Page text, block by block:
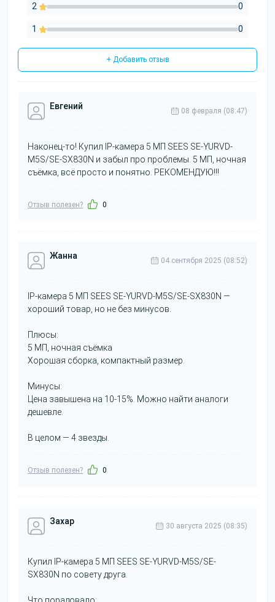
2 0
1 0
+ Добавить отзыв
Евгений 08 февраля (08:47)
Наконец-то! Купил IP-камера 5 МП SEES SE-YURVD-
M5S/SE-SX830N и забыл про проблемы. 5 МП, ночная
съёмка, всё просто и понятно. РЕКОМЕНДУЮ!!!
Отзыв полезен? 0
Жанна 04 сентября 2025 (08:52)
IP-камера 5 МП SEES SE-YURVD-M5S/SE-SX830N —
хороший товар, но не без минусов.
Плюсы:
5 МП, ночная съёмка
Хорошая сборка, компактный размер.
Минусы:
Цена завышена на 10-15%. Можно найти аналоги
дешевле.
В целом — 4 звезды.
Отзыв полезен? 0
Захар 30 августа 2025 (08:35)
Купил IP-камера 5 МП SEES SE-YURVD-M5S/SE-
SX830N по совету друга.